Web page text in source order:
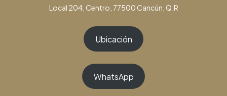
Local 204, Centro, 77500 Cancún, Q.R
Ubicación
WhatsApp